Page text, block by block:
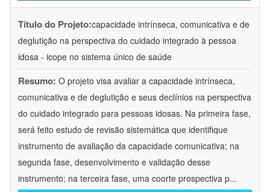
Título do Projeto:capacidade intrínseca, comunicativa e de
deglutição na perspectiva do cuidado integrado à pessoa
idosa - icope no sistema único de saúde
Resumo: O projeto visa avaliar a capacidade intrínseca,
comunicativa e de deglutição e seus declínios na perspectiva
do cuidado integrado para pessoas idosas. Na primeira fase,
será feito estudo de revisão sistemática que identifique
instrumento de avaliação da capacidade comunicativa; na
segunda fase, desenvolvimento e validação desse
instrumento; na terceira fase, uma coorte prospectiva p...